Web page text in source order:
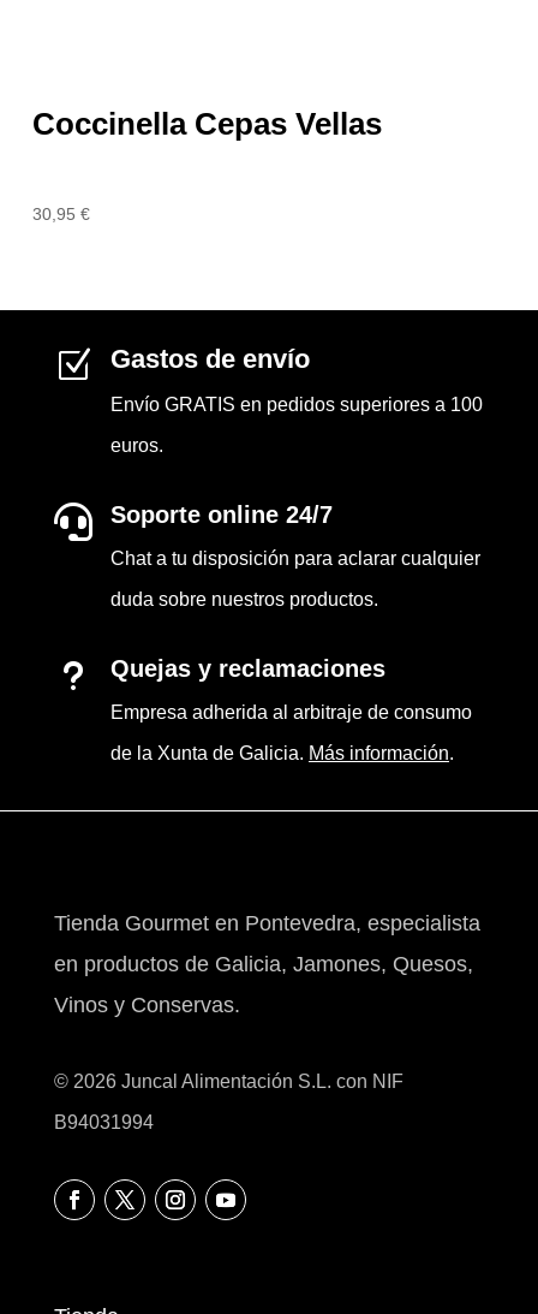
Coccinella Cepas Vellas
30,95€
Z Gastos de envío
Envío GRATIS en pedidos superiores a 100
euros.
 Soporte online 24/7
Chat a tu disposición para aclarar cualquier
duda sobre nuestros productos.
u Quejas y reclamaciones
Empresa adherida al arbitraje de consumo
de la Xunta de Galicia. Más información.
Tienda Gourmet en Pontevedra, especialista
en productos de Galicia, Jamones, Quesos,
Vinos y Conservas.
© 2026 Juncal Alimentación S.L. con NIF
B94031994